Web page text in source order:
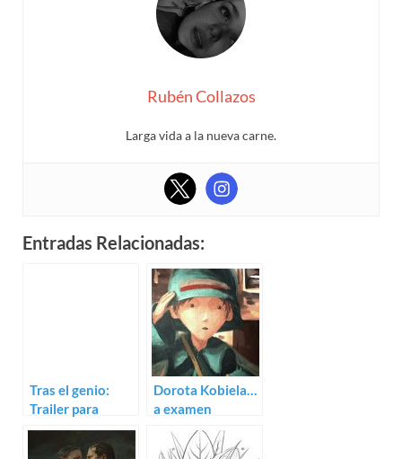
Rubén Collazos
Larga vida a la nueva carne.
Entradas Relacionadas:
Tras el genio:
Trailer para
Loving Vincent
Dorota Kobiela…
a examen